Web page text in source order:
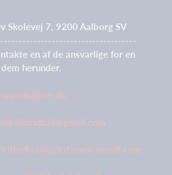
Skolevej 7, 9200 Aalborg SV
en af de ansvarlige for en
herunder.